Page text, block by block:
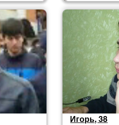
Игорь, 38